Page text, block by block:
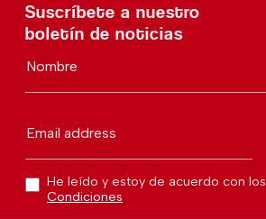
Suscríbete a nuestro
boletín de noticias
Nombre
Email address
He leído y estoy de acuerdo con los
Condiciones